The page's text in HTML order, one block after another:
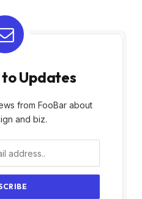
Updates
from FooBar about
and biz.